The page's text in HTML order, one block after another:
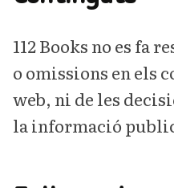
112 Books no es fa
o omissions en els
web, ni de les
la informació